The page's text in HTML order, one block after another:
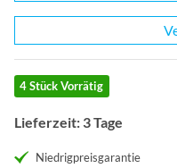
4 Stück Vorrätig
Lieferzeit: 3 Tage
Niedrigpreisgarantie